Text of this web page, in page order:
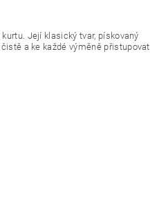
Její klasický tvar, pískovaný
a ke každé výměně přistupovat